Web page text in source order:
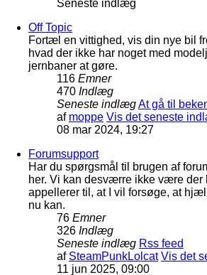
Seneste indlæg
Off Topic
Fortæl en vittighed, vis din nye bil
hvad der ikke har noget med
jernbaner at gøre.
116 Emner
470 Indlæg
Seneste indlægAt gå til
af moppe Vis det seneste
08 mar 2024, 19:27
Forumsupport
Har du spørgsmål til brugen af
her. Vi kan desværre ikke være der
appellerer til, at I vil forsøge, at
nu kan.
76 Emner
326 Indlæg
Seneste indlæg Rss feed
af SteamPunkLolcat Vis det
11 jun 2025, 09:00